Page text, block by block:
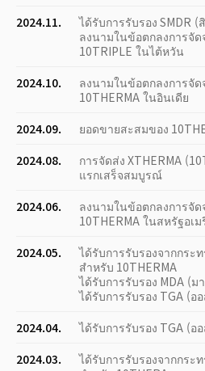
2024.11.
ได้รับการรับรอง SMDR
ลงนามในข้อตกลงการจั
10TRIPLE ในไต้หวัน
2024.10.
ลงนามในข้อตกลงการจั
10THERMA ในอินเดีย
2024.09.
ยอดขายสะสมของ
2024.08.
การจัดส่ง XTHERMA
แรกเสร็จสมบูรณ์
2024.06.
ลงนามในข้อตกลงการจั
10THERMA ในสหรัฐอเม
2024.05.
ได้รับการรับรองจากกระ
สำหรับ 10THERMA
ได้รับการรับรอง MDA (ม
ได้รับการรับรอง TGA (อ
2024.04.
ได้รับการรับรอง TGA (อ
2024.03.
ได้รับการรับรองจากกร